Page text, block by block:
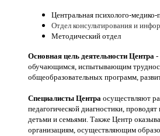
Центральная психолого-медико-
Отдел консультирования и
Методический отдел
Основная цель деятельности Центра -
обучающимся, испытывающим
общеобразовательных программ,
Специалисты Центра осуществляют
педагогической диагностики,
детьми и семьями. Также Центр
организациям, осуществляющим